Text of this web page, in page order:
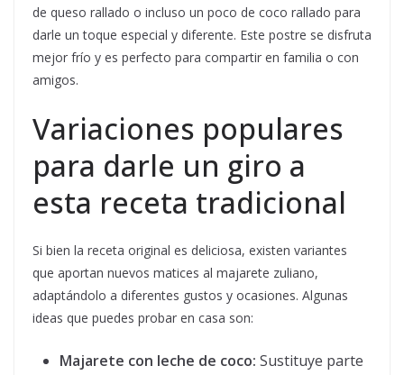
de queso rallado o incluso un poco de coco rallado para
darle un toque especial y diferente. Este postre se disfruta
mejor frío y es perfecto para compartir en familia o con
amigos.
Variaciones populares
para darle un giro a
esta receta tradicional
Si bien la receta original es deliciosa, existen variantes
que aportan nuevos matices al majarete zuliano,
adaptándolo a diferentes gustos y ocasiones. Algunas
ideas que puedes probar en casa son:
Majarete con leche de coco: Sustituye parte